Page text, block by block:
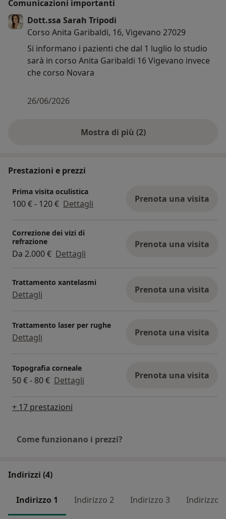
Comunicazioni importanti
Dott.ssa Sarah Tripodi
Corso Anita Garibaldi, 16, Vigevano 27029
Si informano i pazienti che dal 1 luglio lo studio
sarà in corso Anita Garibaldi 16 Vigevano invece
che corso Novara
26/06/2026
Mostra di più (2)
Prestazioni e prezzi
Prima visita oculistica
100 € - 120 € Dettagli Prenota una visita
Correzione dei vizi di
refrazione
Da 2.000 € Dettagli
Prenota una visita
Trattamento xantelasmi
Dettagli Prenota una visita
Trattamento laser per rughe
Dettagli Prenota una visita
Topografia corneale
50 € - 80 € Dettagli Prenota una visita
+ 17 prestazioni
Come funzionano i prezzi?
Indirizzi (4)
Indirizzo 1 Indirizzo 2 Indirizzo 3 Indirizzo 4